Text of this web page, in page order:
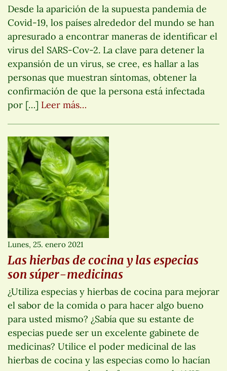
Desde la aparición de la supuesta pandemia de
Covid-19, los países alrededor del mundo se han
apresurado a encontrar maneras de identificar el
virus del SARS-Cov-2. La clave para detener la
expansión de un virus, se cree, es hallar a las
personas que muestran síntomas, obtener la
confirmación de que la persona está infectada
por […] Leer más…
Lunes, 25. enero 2021
Las hierbas de cocina y las especias
son súper-medicinas
¿Utiliza especias y hierbas de cocina para mejorar
el sabor de la comida o para hacer algo bueno
para usted mismo? ¿Sabía que su estante de
especias puede ser un excelente gabinete de
medicinas? Utilice el poder medicinal de las
hierbas de cocina y las especias como lo hacían